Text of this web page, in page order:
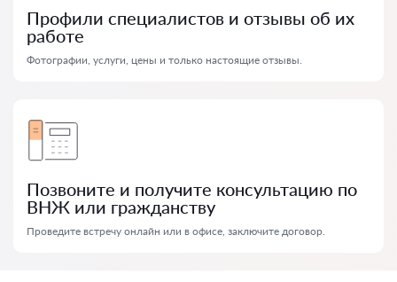
Профили специалистов и отзывы об их
работе
Фотографии, услуги, цены и только настоящие отзывы.
Позвоните и получите консультацию по
ВНЖ или гражданству
Проведите встречу онлайн или в офисе, заключите договор.